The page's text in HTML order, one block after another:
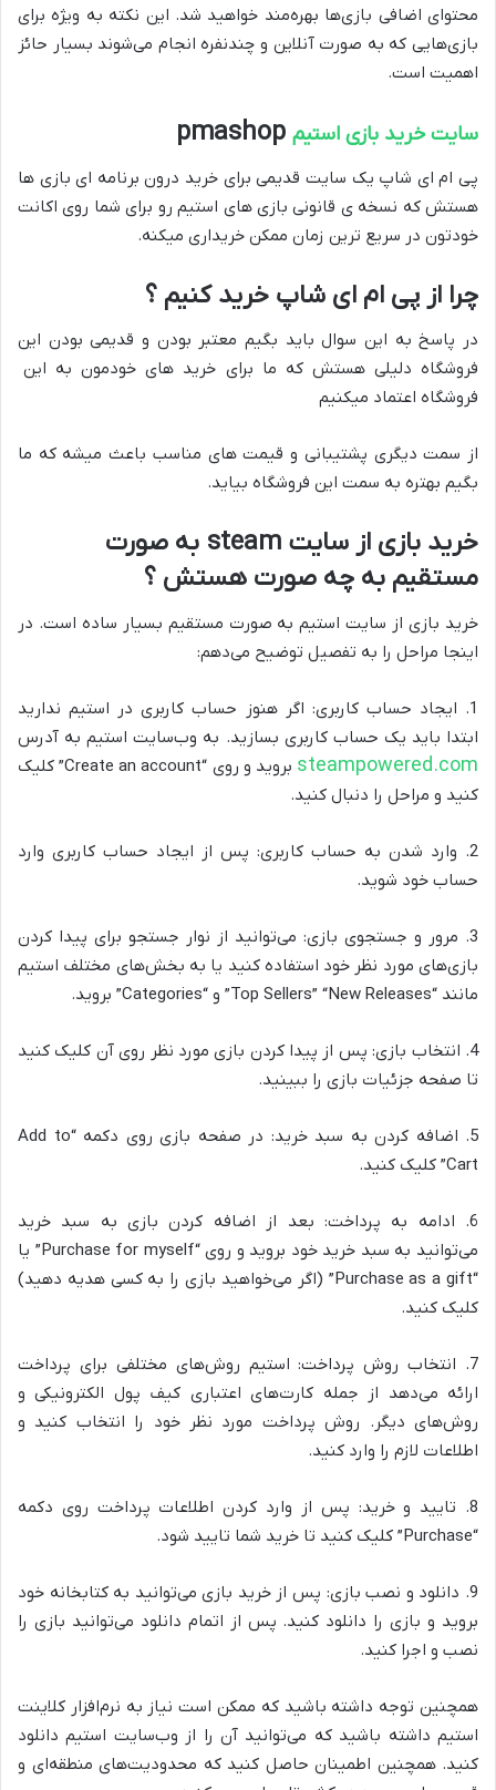
محتوای اضافی بازی‌ها بهره‌مند خواهید شد. این نکته به ویژه برای
بازی‌هایی که به صورت آنلاین و چندنفره انجام می‌شوند بسیار حائز
اهمیت است.
سایت خرید بازی استیم
پی ام ای شاپ یک سایت قدیمی برای خرید درون برنامه ای بازی ها
هستش که نسخه ی قانونی بازی های استیم رو برای شما روی اکانت
خودتون در سریع ترین زمان ممکن خریداری میکنه.
چرا از پی ام ای شاپ خرید کنیم ؟
در پاسخ به این سوال باید بگیم معتبر بودن و قدیمی بودن این
فروشگاه دلیلی هستش که ما برای خرید های خودمون به این
فروشگاه اعتماد میکنیم
از سمت دیگری پشتیبانی و قیمت های مناسب باعث میشه که ما
بگیم بهتره به سمت این فروشگاه بیاید.
خرید بازی از سایت steam به صورت
مستقیم به چه صورت هستش ؟
خرید بازی از سایت استیم به صورت مستقیم بسیار ساده است. در
اینجا مراحل را به تفصیل توضیح می‌دهم:
1. ایجاد حساب کاربری: اگر هنوز حساب کاربری در استیم ندارید
ابتدا باید یک حساب کاربری بسازید. به وب‌سایت استیم به آدرس
steampowered.com
بروید و روی “Create an account” کلیک
کنید و مراحل را دنبال کنید.
2. وارد شدن به حساب کاربری: پس از ایجاد حساب کاربری وارد
حساب خود شوید.
3. مرور و جستجوی بازی: می‌توانید از نوار جستجو برای پیدا کردن
بازی‌های مورد نظر خود استفاده کنید یا به بخش‌های مختلف استیم
مانند “Top Sellers” “New Releases” و “Categories” بروید.
4. انتخاب بازی: پس از پیدا کردن بازی مورد نظر روی آن کلیک کنید
تا صفحه جزئیات بازی را ببینید.
5. اضافه کردن به سبد خرید: در صفحه بازی روی دکمه “Add to
Cart” کلیک کنید.
6. ادامه به پرداخت: بعد از اضافه کردن بازی به سبد خرید
می‌توانید به سبد خرید خود بروید و روی “Purchase for myself” یا
“Purchase as a gift” (اگر می‌خواهید بازی را به کسی هدیه دهید)
کلیک کنید.
7. انتخاب روش پرداخت: استیم روش‌های مختلفی برای پرداخت
ارائه می‌دهد از جمله کارت‌های اعتباری کیف پول الکترونیکی و
روش‌های دیگر. روش پرداخت مورد نظر خود را انتخاب کنید و
اطلاعات لازم را وارد کنید.
8. تایید و خرید: پس از وارد کردن اطلاعات پرداخت روی دکمه
“Purchase” کلیک کنید تا خرید شما تایید شود.
9. دانلود و نصب بازی: پس از خرید بازی می‌توانید به کتابخانه خود
بروید و بازی را دانلود کنید. پس از اتمام دانلود می‌توانید بازی را
نصب و اجرا کنید.
همچنین توجه داشته باشید که ممکن است نیاز به نرم‌افزار کلاینت
استیم داشته باشید که می‌توانید آن را از وب‌سایت استیم دانلود
کنید. همچنین اطمینان حاصل کنید که محدودیت‌های منطقه‌ای و